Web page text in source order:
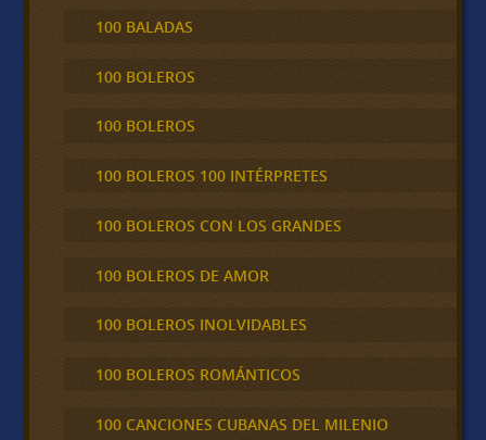
100 BALADAS
100 BOLEROS
100 BOLEROS
100 BOLEROS 100 INTÉRPRETES
100 BOLEROS CON LOS GRANDES
100 BOLEROS DE AMOR
100 BOLEROS INOLVIDABLES
100 BOLEROS ROMÁNTICOS
100 CANCIONES CUBANAS DEL MILENIO